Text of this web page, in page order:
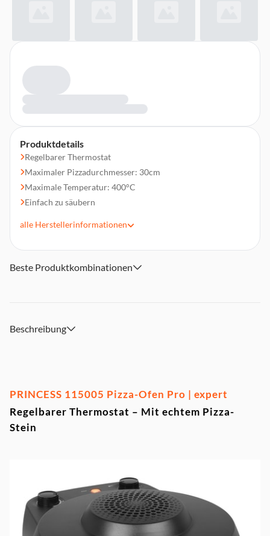
Produktdetails
Regelbarer Thermostat
Maximaler Pizzadurchmesser: 30cm
Maximale Temperatur: 400°C
Einfach zu säubern
1200 Watt Leistung
alle Herstellerinformationen
Beste Produktkombinationen
Beschreibung
PRINCESS 115005 Pizza-Ofen Pro | expert
Regelbarer Thermostat – Mit echtem Pizza-
Stein